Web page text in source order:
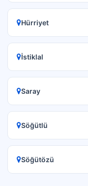
Hürriyet
İstiklal
Saray
Söğütlü
Söğütözü